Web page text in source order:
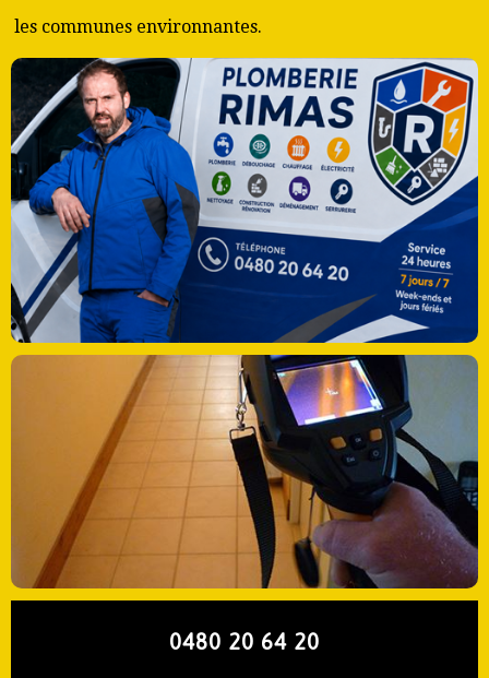
les communes environnantes.
0480 20 64 20